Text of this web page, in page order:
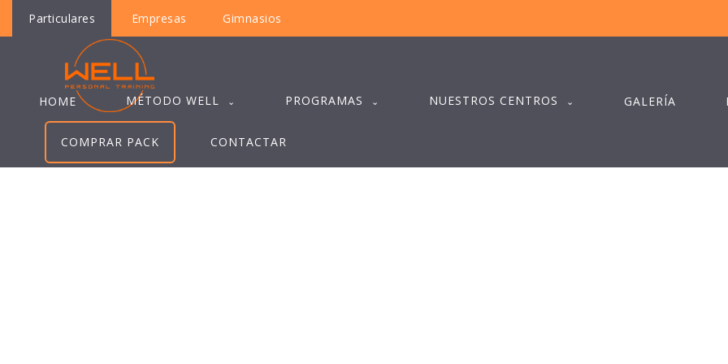
Particulares Empresas Gimnasios
HOME MÉTODO WELL PROGRAMAS NUESTROS CENTROS GALERÍA
COMPRAR PACK CONTACTAR